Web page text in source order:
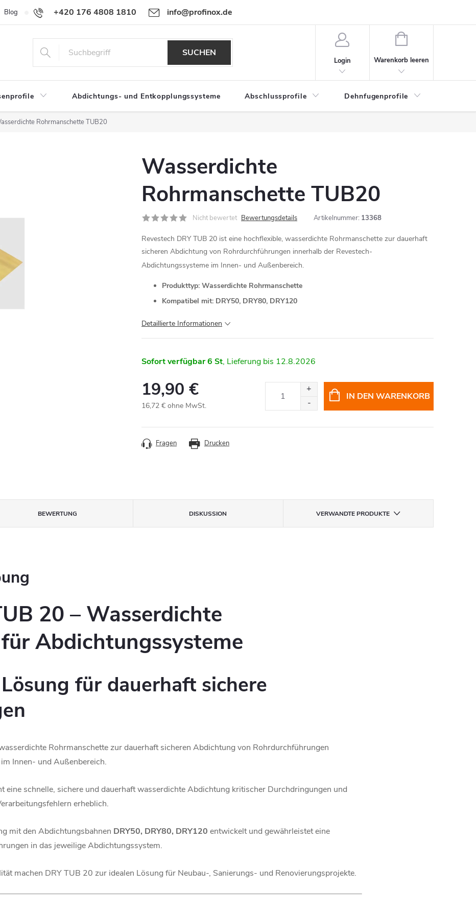
+420 176 4808 1810 info@profinox.de
Blog Für Händler
SUCHEN
Login
WARENKORB
Warenkorb leeren
Abdichtungs- und Entkopplungssysteme Abschlussprofile Dehnfugenprofile
Rohrmanschette TUB20
Wasserdichte
Rohrmanschette TUB20
Nicht bewertet Bewertungsdetails Artikelnummer: 13368
Revestech DRY TUB 20 ist eine hochflexible, wasserdichte Rohrmanschette zur dauerhaft
sicheren Abdichtung von Rohrdurchführungen innerhalb der Revestech-
Abdichtungssysteme im Innen- und Außenbereich.
Produkttyp: Wasserdichte Rohrmanschette
Kompatibel mit: DRY50, DRY80, DRY120
Detaillierte Informationen
Sofort verfügbar6 St 12.8.2026
19,90 €
16,72 € ohne MwSt.
IN DEN WARENKORB
Drucken
Fragen
BEWERTUNG DISKUSSION VERWANDTE PRODUKTE
20 – Wasserdichte
Abdichtungssysteme
für dauerhaft sichere
Rohrmanschette zur dauerhaft sicheren Abdichtung von Rohrdurchführungen
Innen- und Außenbereich.
eine schnelle, sichere und dauerhaft wasserdichte Abdichtung kritischer Durchdringungen und
erheblich.
mit den Abdichtungsbahnen DRY50, DRY80, DRY120 entwickelt und gewährleistet eine
in das jeweilige Abdichtungssystem.
machen DRY TUB 20 zur idealen Lösung für Neubau-, Sanierungs- und Renovierungsprojekte.